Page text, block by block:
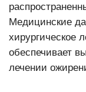
Медицинские
хирургическое
обеспечивает
лечении